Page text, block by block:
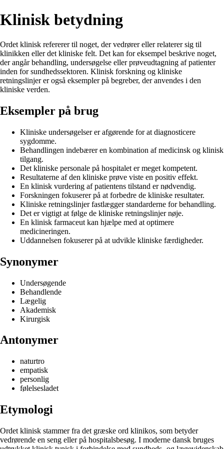
Klinisk betydning
Ordet klinisk refererer til noget, der vedrører eller relaterer sig til
klinikken eller det kliniske felt. Det kan for eksempel beskrive noget,
der angår behandling, undersøgelse eller prøveudtagning af patienter
inden for sundhedssektoren. Klinisk forskning og kliniske
retningslinjer er også eksempler på begreber, der anvendes i den
kliniske verden.
Eksempler på brug
Kliniske undersøgelser er afgørende for at diagnosticere
sygdomme.
Behandlingen indebærer en kombination af medicinsk og klinisk
tilgang.
Det kliniske personale på hospitalet er meget kompetent.
Resultaterne af den kliniske prøve viste en positiv effekt.
En klinisk vurdering af patientens tilstand er nødvendig.
Forskningen fokuserer på at forbedre de kliniske resultater.
Kliniske retningslinjer fastlægger standarderne for behandling.
Det er vigtigt at følge de kliniske retningslinjer nøje.
En klinisk farmaceut kan hjælpe med at optimere
medicineringen.
Uddannelsen fokuserer på at udvikle kliniske færdigheder.
Synonymer
Undersøgende
Behandlende
Lægelig
Akademisk
Kirurgisk
Antonymer
naturtro
empatisk
personlig
følelsesladet
Etymologi
Ordet klinisk stammer fra det græske ord klinikos, som betyder
vedrørende en seng eller på hospitalsbesøg. I moderne dansk bruges